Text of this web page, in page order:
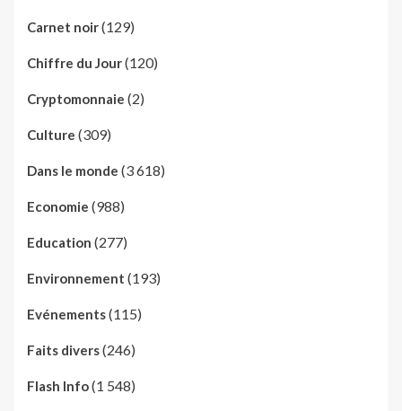
Carnet noir(129)
Chiffre du Jour(120)
Cryptomonnaie (2)
Culture (309)
Dans le monde (3 618)
Economie (988)
Education (277)
Environnement (193)
Evénements(115)
Faits divers(246)
Flash Info(1 548)